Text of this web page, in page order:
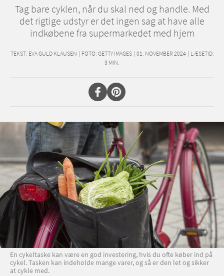
Tag bare cyklen, når du skal ned og handle. Med
det rigtige udstyr er det ingen sag at have alle
indkøbene fra supermarkedet med hjem
TEKST: EVA GULD KLAUSEN | FOTO: GETTY IMAGES | 01. NOVEMBER 2024 | LÆSETID:
3 MIN.
En cykeltaske kan være en god investering, hvis du ofte køber ind på
cykel. Tasken kan indeholde mange varer, og så er den let og sikker
at cykle med.